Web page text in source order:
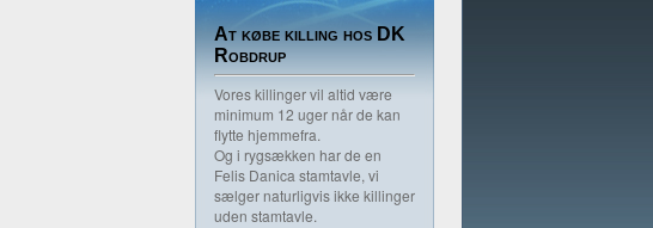
At købe killing hos DK
Robdrup
Vores killinger vil altid være
minimum 12 uger når de kan
flytte hjemmefra.
Og i rygsækken har de en
Felis Danica stamtavle, vi
sælger naturligvis ikke killinger
uden stamtavle.